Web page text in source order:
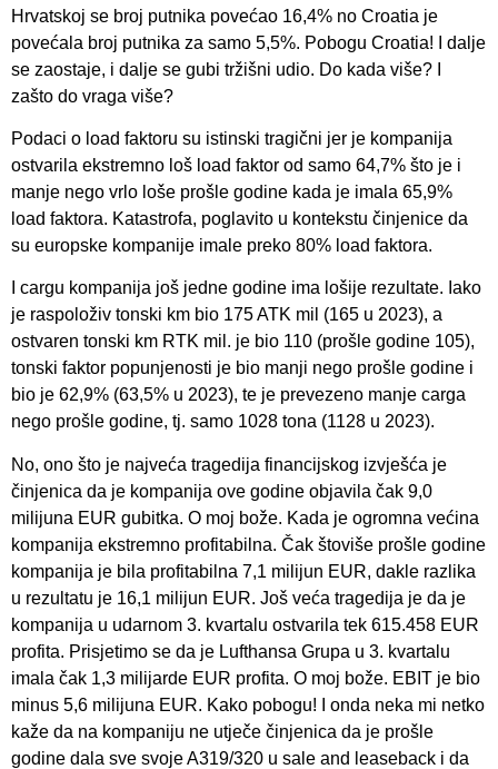
Hrvatskoj se broj putnika povećao 16,4% no Croatia je
povećala broj putnika za samo 5,5%. Pobogu Croatia! I dalje
se zaostaje, i dalje se gubi tržišni udio. Do kada više? I
zašto do vraga više?
Podaci o load faktoru su istinski tragični jer je kompanija
ostvarila ekstremno loš load faktor od samo 64,7% što je i
manje nego vrlo loše prošle godine kada je imala 65,9%
load faktora. Katastrofa, poglavito u kontekstu činjenice da
su europske kompanije imale preko 80% load faktora.
I cargu kompanija još jedne godine ima lošije rezultate. Iako
je raspoloživ tonski km bio 175 ATK mil (165 u 2023), a
ostvaren tonski km RTK mil. je bio 110 (prošle godine 105),
tonski faktor popunjenosti je bio manji nego prošle godine i
bio je 62,9% (63,5% u 2023), te je prevezeno manje carga
nego prošle godine, tj. samo 1028 tona (1128 u 2023).
No, ono što je najveća tragedija financijskog izvješća je
činjenica da je kompanija ove godine objavila čak 9,0
milijuna EUR gubitka. O moj bože. Kada je ogromna većina
kompanija ekstremno profitabilna. Čak štoviše prošle godine
kompanija je bila profitabilna 7,1 milijun EUR, dakle razlika
u rezultatu je 16,1 milijun EUR. Još veća tragedija je da je
kompanija u udarnom 3. kvartalu ostvarila tek 615.458 EUR
profita. Prisjetimo se da je Lufthansa Grupa u 3. kvartalu
imala čak 1,3 milijarde EUR profita. O moj bože. EBIT je bio
minus 5,6 milijuna EUR. Kako pobogu! I onda neka mi netko
kaže da na kompaniju ne utječe činjenica da je prošle
godine dala sve svoje A319/320 u sale and leaseback i da